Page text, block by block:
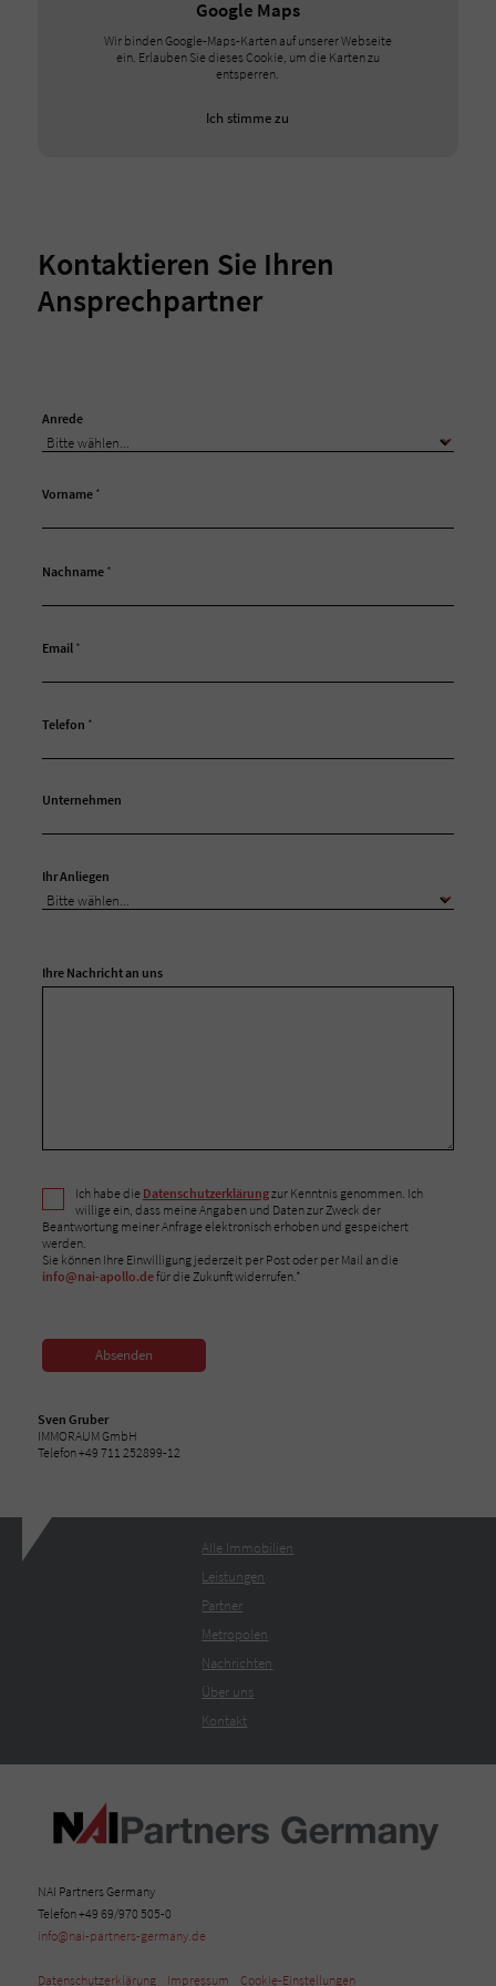
Google Maps
Wir binden Google-Maps-Karten auf unserer Webseite
ein. Erlauben Sie dieses Cookie, um die Karten zu
entsperren.
Ich stimme zu
Kontaktieren Sie Ihren
Ansprechpartner
Anrede
Vorname *
Nachname *
Email *
Telefon *
Unternehmen
Ihr Anliegen
Ihre Nachricht an uns
Ich habe die Datenschutzerklärungzur Kenntnis genommen. Ich
willige ein, dass meine Angaben und Daten zur Zweck der
Beantwortung meiner Anfrage elektronisch erhoben und gespeichert
werden.
Sie können Ihre Einwilligung jederzeit per Post oder per Mail an die
info@nai-apollo.defür die Zukunft widerrufen.*
Absenden
Sven Gruber
IMMORAUM GmbH
Telefon +49 711 252899-12
Alle Immobilien
Leistungen
Partner
Metropolen
Nachrichten
Über uns
Kontakt
NAI Partners Germany
Telefon +49 69/970 505-0
info@nai-partners-germany.de
Datenschutzerklärung Impressum Cookie-Einstellungen